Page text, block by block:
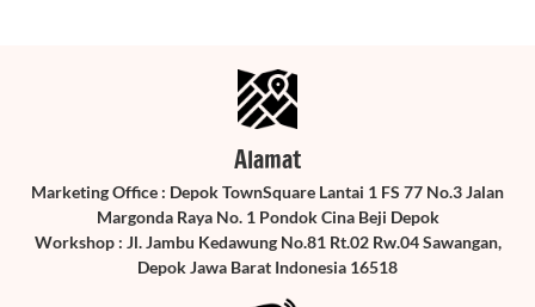
Alamat
Marketing Office : Depok TownSquare Lantai 1 FS 77 No.3 Jalan
Margonda Raya No. 1 Pondok Cina Beji Depok
Workshop : Jl. Jambu Kedawung No.81 Rt.02 Rw.04 Sawangan,
Depok Jawa Barat Indonesia 16518